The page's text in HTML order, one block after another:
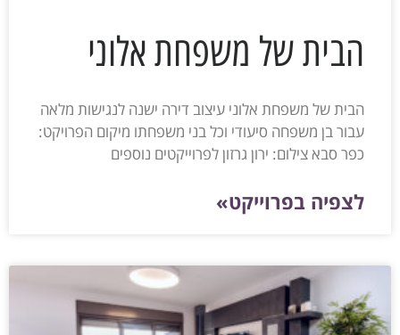
הבית של משפחת אלוני
הבית של משפחת אלוני עיצוב דירה ישנה לנגישות מלאה
עבור בן משפחה סיעודי וכל בני משפחתו מיקום הפרויקט:
כפר סבא צילום: ירון גרזון לפרוייקטים נוספים
לצפיה בפרוייקט»